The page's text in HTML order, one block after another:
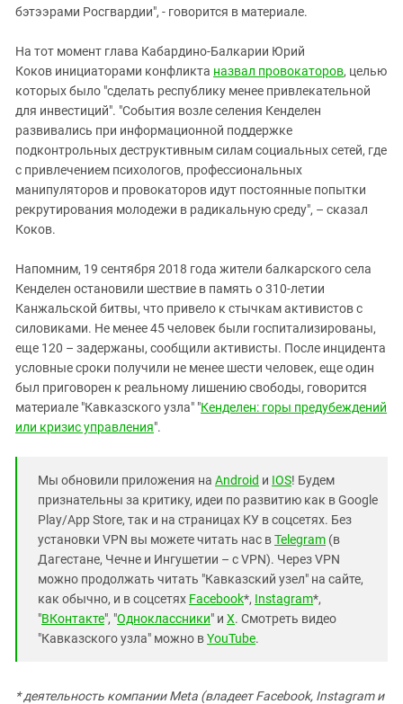
бэтээрами Росгвардии", - говорится в материале.
На тот момент глава Кабардино-Балкарии Юрий
Коков инициаторами конфликта назвал провокаторов, целью
которых было "сделать республику менее привлекательной
для инвестиций". "События возле селения Кенделен
развивались при информационной поддержке
подконтрольных деструктивным силам социальных сетей, где
с привлечением психологов, профессиональных
манипуляторов и провокаторов идут постоянные попытки
рекрутирования молодежи в радикальную среду", – сказал
Коков.
Напомним, 19 сентября 2018 года жители балкарского села
Кенделен остановили шествие в память о 310-летии
Канжальской битвы, что привело к стычкам активистов с
силовиками. Не менее 45 человек были госпитализированы,
еще 120 – задержаны, сообщили активисты. После инцидента
условные сроки получили не менее шести человек, еще один
был приговорен к реальному лишению свободы, говорится
материале "Кавказского узла" "Кенделен: горы предубеждений
или кризис управления".
Мы обновили приложения на Android и IOS! Будем
признательны за критику, идеи по развитию как в Google
Play/App Store, так и на страницах КУ в соцсетях. Без
установки VPN вы можете читать нас вTelegram (в
Дагестане, Чечне и Ингушетии – с VPN). Через VPN
можно продолжать читать "Кавказский узел" на сайте,
как обычно, и в соцсетях Facebook*, Instagram*,
"ВКонтакте", "Одноклассники" и X. Смотреть видео
"Кавказского узла" можно вYouTube.
* деятельность компании Meta (владеет Facebook, Instagram и